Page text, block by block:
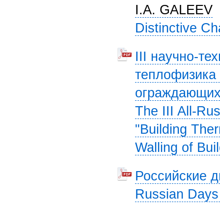
I.A. GALEEV
Distinctive
III научно-
теплофизика
The III All-
"Building
Walling of
Российские
Russian